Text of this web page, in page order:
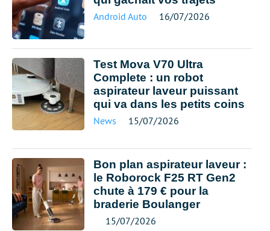
Android Auto 16/07/2026
Test Mova V70 Ultra
Complete : un robot
aspirateur laveur puissant
qui va dans les petits coins
News 15/07/2026
Bon plan aspirateur laveur :
le Roborock F25 RT Gen2
chute à 179 € pour la
braderie Boulanger
15/07/2026